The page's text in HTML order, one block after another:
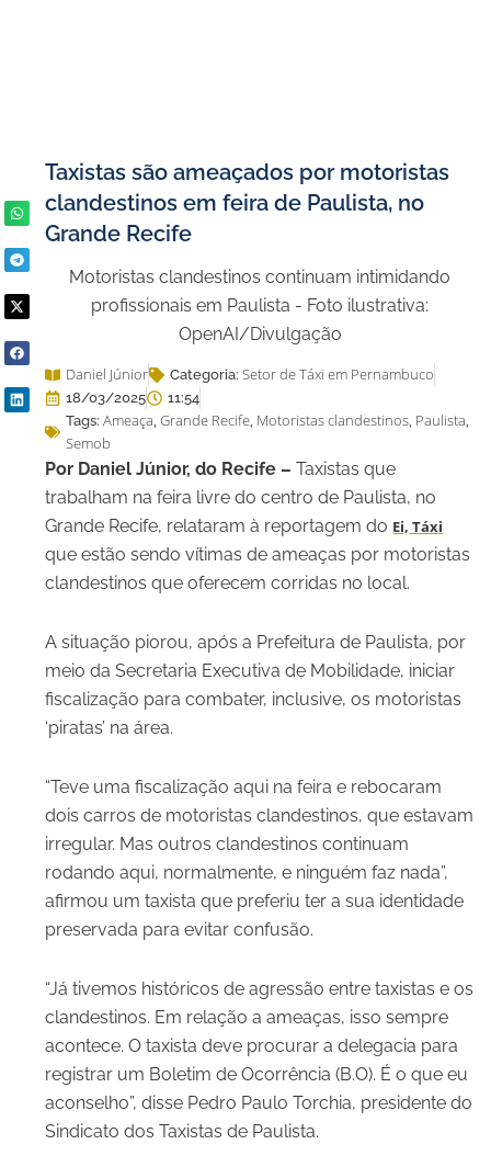
Taxistas são ameaçados por motoristas
clandestinos em feira de Paulista, no
Grande Recife
Motoristas clandestinos continuam intimidando
profissionais em Paulista - Foto ilustrativa:
OpenAI/Divulgação
Daniel Júnior Categoria:Setor de Táxi em Pernambuco
18/03/2025
11:54
Tags:Ameaça,Grande Recife, Motoristas clandestinos, Paulista,
Semob
Por Daniel Júnior, do Recife – Taxistas que
trabalham na feira livre do centro de Paulista, no
Grande Recife, relataram à reportagem do Ei, Táxi
que estão sendo vítimas de ameaças por motoristas
clandestinos que oferecem corridas no local.
A situação piorou, após a Prefeitura de Paulista, por
meio da Secretaria Executiva de Mobilidade, iniciar
fiscalização para combater, inclusive, os motoristas
‘piratas’ na área.
“Teve uma fiscalização aqui na feira e rebocaram
dois carros de motoristas clandestinos, que estavam
irregular. Mas outros clandestinos continuam
rodando aqui, normalmente, e ninguém faz nada”,
afirmou um taxista que preferiu ter a sua identidade
preservada para evitar confusão.
“Já tivemos históricos de agressão entre taxistas e os
clandestinos. Em relação a ameaças, isso sempre
acontece. O taxista deve procurar a delegacia para
registrar um Boletim de Ocorrência (B.O). É o que eu
aconselho”, disse Pedro Paulo Torchia, presidente do
Sindicato dos Taxistas de Paulista.